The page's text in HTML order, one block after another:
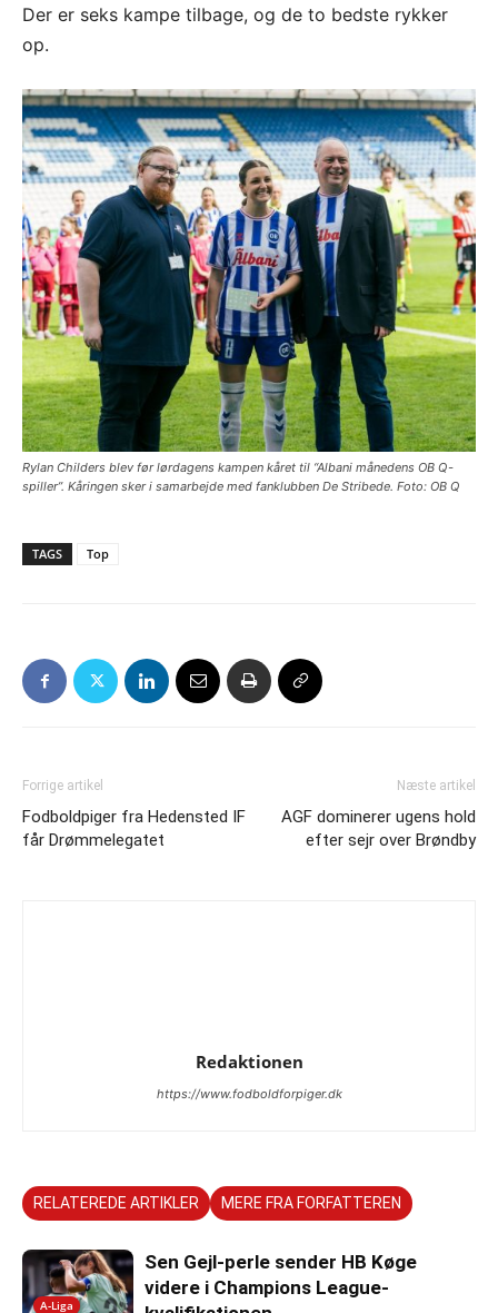
Der er seks kampe tilbage, og de to bedste rykker
op.
Rylan Childers blev før lørdagens kampen kåret til “Albani månedens OB Q-
spiller”. Kåringen sker i samarbejde med fanklubben De Stribede. Foto: OB Q
TAGS Top
Forrige artikel
Fodboldpiger fra Hedensted IF
får Drømmelegatet
Næste artikel
AGF dominerer ugens hold
efter sejr over Brøndby
Redaktionen
https://www.fodboldforpiger.dk
RELATEREDE ARTIKLER MERE FRA FORFATTEREN
A-Liga
Sen Gejl-perle sender HB Køge
videre i Champions League-